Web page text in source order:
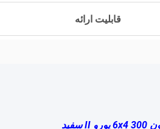
قابلیت ارائه